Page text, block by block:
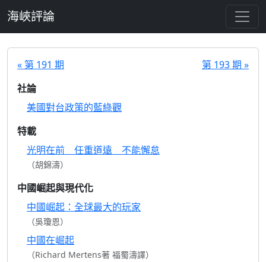
海峽評論
« 第 191 期
第 193 期 »
社論
美國對台政策的藍綠觀
特載
光明在前 任重道遠 不能懈怠
（胡錦濤）
中國崛起與現代化
中國崛起：全球最大的玩家
（吳瓊恩）
中國在崛起
（Richard Mertens著 福蜀濤譯）